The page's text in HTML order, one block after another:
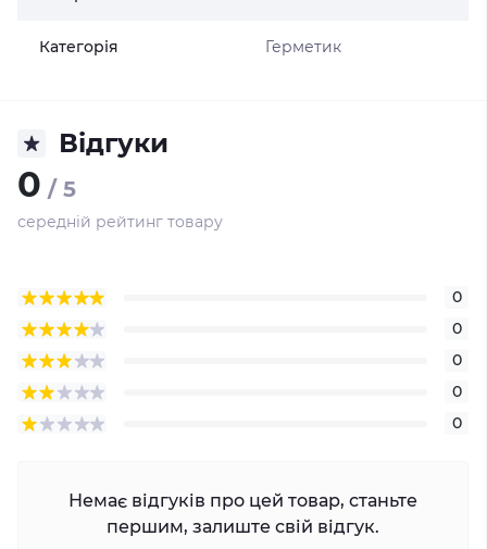
Категорія Герметик
Відгуки
0 / 5
середній рейтинг товару
0
0
0
0
0
Немає відгуків про цей товар, станьте
першим, залиште свій відгук.